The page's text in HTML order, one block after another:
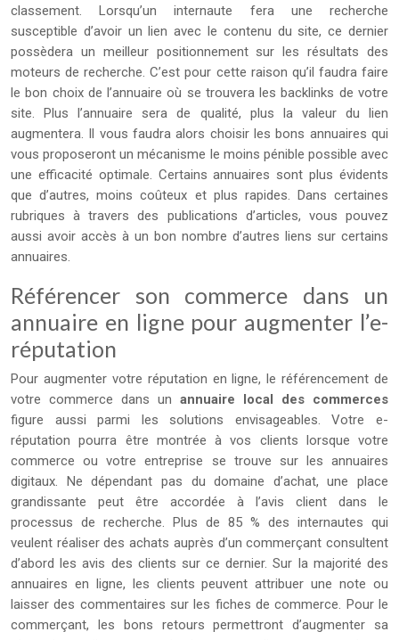
classement. Lorsqu’un internaute fera une recherche
susceptible d’avoir un lien avec le contenu du site, ce dernier
possèdera un meilleur positionnement sur les résultats des
moteurs de recherche. C’est pour cette raison qu’il faudra faire
le bon choix de l’annuaire où se trouvera les backlinks de votre
site. Plus l’annuaire sera de qualité, plus la valeur du lien
augmentera. Il vous faudra alors choisir les bons annuaires qui
vous proposeront un mécanisme le moins pénible possible avec
une efficacité optimale. Certains annuaires sont plus évidents
que d’autres, moins coûteux et plus rapides. Dans certaines
rubriques à travers des publications d’articles, vous pouvez
aussi avoir accès à un bon nombre d’autres liens sur certains
annuaires.
Référencer son commerce dans un
annuaire en ligne pour augmenter l’e-
réputation
Pour augmenter votre réputation en ligne, le référencement de
votre commerce dans un annuaire local des commerces
figure aussi parmi les solutions envisageables. Votre e-
réputation pourra être montrée à vos clients lorsque votre
commerce ou votre entreprise se trouve sur les annuaires
digitaux. Ne dépendant pas du domaine d’achat, une place
grandissante peut être accordée à l’avis client dans le
processus de recherche. Plus de 85 % des internautes qui
veulent réaliser des achats auprès d’un commerçant consultent
d’abord les avis des clients sur ce dernier. Sur la majorité des
annuaires en ligne, les clients peuvent attribuer une note ou
laisser des commentaires sur les fiches de commerce. Pour le
commerçant, les bons retours permettront d’augmenter sa